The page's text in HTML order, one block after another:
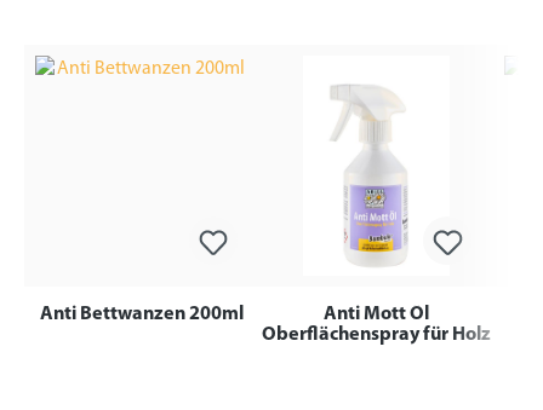
Anti Bettwanzen 200ml
Anti Mott Öl
Oberflächenspray für Holz